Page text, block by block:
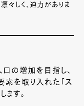
しく、迫力がありま
の増加を目指し、
を取り入れた「ス
す。